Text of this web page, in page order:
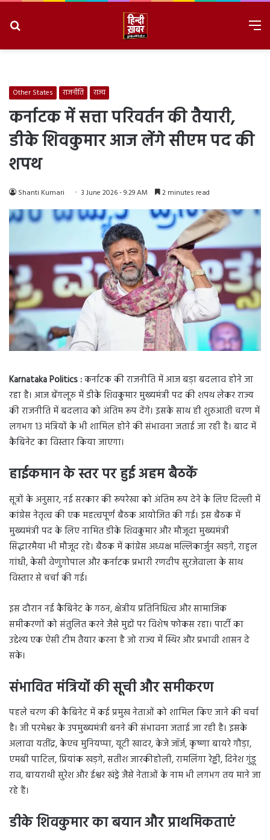
Other States राजनीति राज्य
कर्नाटक में सत्ता परिवर्तन की तैयारी,
डीके शिवकुमार आज लेंगे सीएम पद की
शपथ
Shanti Kumari 3 June 2026 - 9:29 AM 2 minutes read
Karnataka Politics :कर्नाटक की राजनीति में आज बड़ा बदलाव होने जा
रहा है। आज बेंगलूरु में डीके शिवकुमार मुख्यमंत्री पद की शपथ लेकर राज्य
की राजनीति में बदलाव को अंतिम रूप देंगे। इसके साथ ही शुरुआती चरण में
लगभग 13 मंत्रियों के भी शामिल होने की संभावना जताई जा रही है। बाद में
कैबिनेट का विस्तार किया जाएगा।
हाईकमान के स्तर पर हुई अहम बैठकें
सूत्रों के अनुसार, नई सरकार की रूपरेखा को अंतिम रूप देने के लिए दिल्ली में
कांग्रेस नेतृत्व की एक महत्वपूर्ण बैठक आयोजित की गई। इस बैठक में
मुख्यमंत्री पद के लिए नामित डीके शिवकुमार और मौजूदा मुख्यमंत्री
सिद्धारमैया भी मौजूद रहे। बैठक में कांग्रेस अध्यक्ष मल्लिकार्जुन खड़गे, राहुल
गांधी, केसी वेणुगोपाल और कर्नाटक प्रभारी रणदीप सुरजेवाला के साथ
विस्तार से चर्चा की गई।
इस दौरान नई कैबिनेट के गठन, क्षेत्रीय प्रतिनिधित्व और सामाजिक
समीकरणों को संतुलित करने जैसे मुद्दों पर विशेष फोकस रहा। पार्टी का
उद्देश्य एक ऐसी टीम तैयार करना है जो राज्य में स्थिर और प्रभावी शासन दे
सके।
संभावित मंत्रियों की सूची और समीकरण
पहले चरण की कैबिनेट में कई प्रमुख नेताओं को शामिल किए जाने की चर्चा
है। जी परमेश्वर के उपमुख्यमंत्री बनने की संभावना जताई जा रही है। इसके
अलावा यतींद्र, केएच मुनियप्पा, यूटी खादर, केजे जॉर्ज, कृष्णा बायरे गौड़ा,
एमबी पाटिल, प्रियांक खड़गे, सतीश जारकीहोली, रामलिंगा रेड्डी, दिनेश गुंडू
राव, बायराथी सुरेश और ईश्वर खंड्रे जैसे नेताओं के नाम भी लगभग तय माने जा
रहे हैं।
डीके शिवकुमार का बयान और प्राथमिकताएं